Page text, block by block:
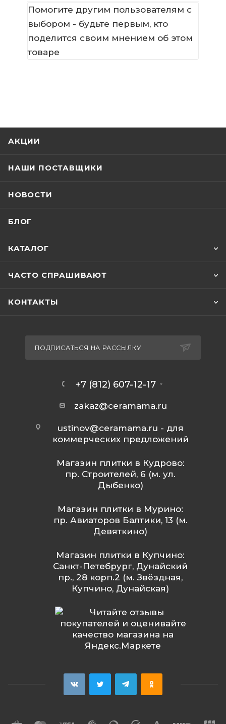
Помогите другим пользователям с
выбором - будьте первым, кто
поделится своим мнением об этом
товаре
АКЦИИ
НАШИ ПОСТАВЩИКИ
НОВОСТИ
БЛОГ
КАТАЛОГ
ЧАСТО СПРАШИВАЮТ
КОНТАКТЫ
ПОДПИСАТЬСЯ НА РАССЫЛКУ
+7 (812) 607-12-17
zakaz@ceramama.ru
ustinov@ceramama.ru - для
коммерческих предложений
Магазин плитки в Кудрово:
пр. Строителей, 6 (м. ул.
Дыбенко)
Магазин плитки в Мурино:
пр. Авиаторов Балтики, 13 (м.
Девяткино)
Магазин плитки в Купчино:
Санкт-Петебрург, Дунайский
пр., 28 корп.2 (м. Звёздная,
Купчино, Дунайская)